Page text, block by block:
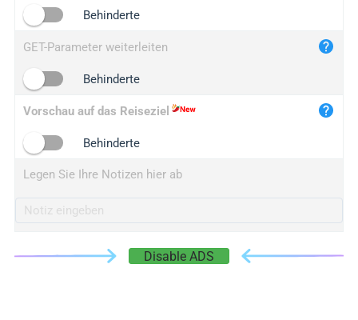
Behinderte
GET-Parameter weiterleiten
Behinderte
Vorschau auf das Reiseziel
Behinderte
Legen Sie Ihre Notizen hier ab
Disable ADS